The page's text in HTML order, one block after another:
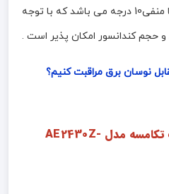
محدوده دمایی منفی 40درجه تا منفی10 درجه می باشد که با توجه
حجم کندانسور امکان پذیر است .
نوسان برق مراقبت کنیم؟
ویژگی های کمپرسور 1 اسب تکامسه مدل AE2430Z-